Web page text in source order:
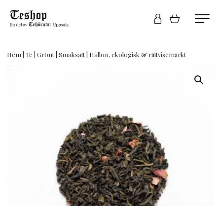
Hem Te Grönt Smaksatt | Hallon, ekologisk & rättvisemärkt